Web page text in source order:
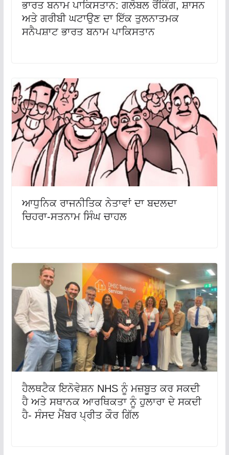
ਭਾਰਤ ਬਨਾਮ ਪਾਕਿਸਤਾਨ: ਗਲੋਬਲ ਰੈਂਕਿੰਗ, ਸ਼ਾਸਨ
ਅਤੇ ਗਰੀਬੀ ਘਟਾਉਣ ਦਾ ਇੱਕ ਤੁਲਨਾਤਮਕ
ਸਨੈਪਸ਼ਾਟ ਭਾਰਤ ਬਨਾਮ ਪਾਕਿਸਤਾਨ
ਆਧੁਨਿਕ ਰਾਜਨੀਤਿਕ ਨੇਤਾਵਾਂ ਦਾ ਬਦਲਦਾ
ਚਿਹਰਾ-ਸਤਨਾਮ ਸਿੰਘ ਚਾਹਲ
ਹੈਲਥਟੈਕ ਇਨੋਵੇਸ਼ਨ NHS ਨੂੰ ਮਜ਼ਬੂਤ ​​ਕਰ ਸਕਦੀ
ਹੈ ਅਤੇ ਸਥਾਨਕ ਆਰਥਿਕਤਾ ਨੂੰ ਹੁਲਾਰਾ ਦੇ ਸਕਦੀ
ਹੈ- ਸੰਸਦ ਮੈਂਬਰ ਪ੍ਰੀਤ ਕੌਰ ਗਿੱਲ